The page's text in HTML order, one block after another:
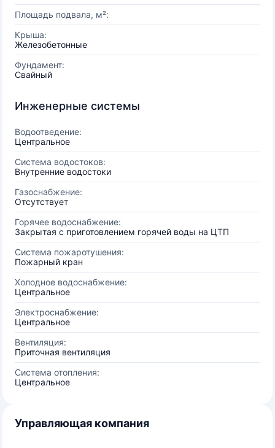
Площадь подвала, м²:
Крыша:
Железобетонные
Фундамент:
Свайный
Инженерные системы
Водоотведение:
Центральное
Система водостоков:
Внутренние водостоки
Газоснабжение:
Отсутствует
Горячее водоснабжение:
Закрытая с приготовлением горячей воды на ЦТП
Система пожаротушения:
Пожарный кран
Холодное водоснабжение:
Центральное
Электроснабжение:
Центральное
Вентиляция:
Приточная вентиляция
Система отопления:
Центральное
Управляющая компания